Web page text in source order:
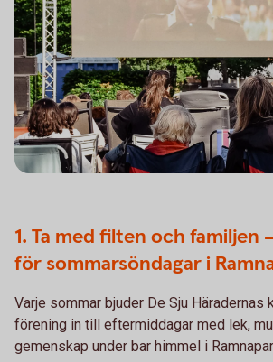
1. Ta med filten och familjen
för sommarsöndagar i
Varje sommar bjuder De Sju Häradernas
förening in till eftermiddagar med lek,
gemenskap under bar himmel i